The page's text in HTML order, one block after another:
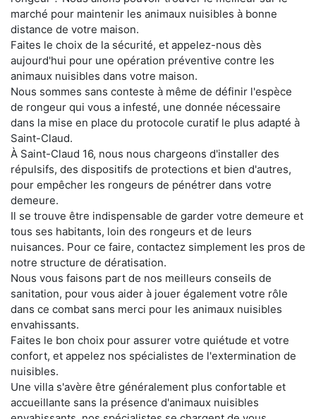
marché pour maintenir les animaux nuisibles à bonne
distance de votre maison.
Faites le choix de la sécurité, et appelez-nous dès
aujourd'hui pour une opération préventive contre les
animaux nuisibles dans votre maison.
Nous sommes sans conteste à même de définir l'espèce
de rongeur qui vous a infesté, une donnée nécessaire
dans la mise en place du protocole curatif le plus adapté à
Saint-Claud.
À Saint-Claud 16, nous nous chargeons d'installer des
répulsifs, des dispositifs de protections et bien d'autres,
pour empêcher les rongeurs de pénétrer dans votre
demeure.
Il se trouve être indispensable de garder votre demeure et
tous ses habitants, loin des rongeurs et de leurs
nuisances. Pour ce faire, contactez simplement les pros de
notre structure de dératisation.
Nous vous faisons part de nos meilleurs conseils de
sanitation, pour vous aider à jouer également votre rôle
dans ce combat sans merci pour les animaux nuisibles
envahissants.
Faites le bon choix pour assurer votre quiétude et votre
confort, et appelez nos spécialistes de l'extermination de
nuisibles.
Une villa s'avère être généralement plus confortable et
accueillante sans la présence d'animaux nuisibles